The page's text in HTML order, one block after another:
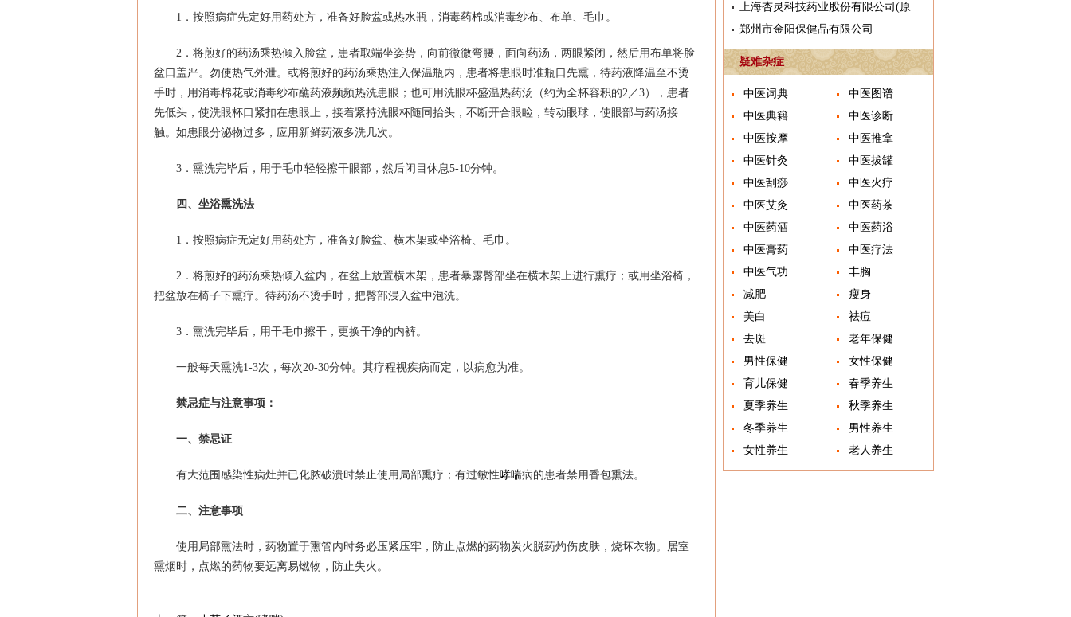
1．按照病症先定好用药处方，准备好脸盆或热水瓶，消毒药棉或消毒纱布、布单、毛巾。
2．将煎好的药汤乘热倾入脸盆，患者取端坐姿势，向前微微弯腰，面向药汤，两眼紧闭，然后用布单将脸
盆口盖严。勿使热气外泄。或将煎好的药汤乘热注入保温瓶内，患者将患眼时准瓶口先熏，待药液降温至不烫
手时，用消毒棉花或消毒纱布蘸药液频频热洗患眼；也可用洗眼杯盛温热药汤（约为全杯容积的2／3），患者
先低头，使洗眼杯口紧扣在患眼上，接着紧持洗眼杯随同抬头，不断开合眼睑，转动眼球，使眼部与药汤接
触。如患眼分泌物过多，应用新鲜药液多洗几次。
3．熏洗完毕后，用于毛巾轻轻擦干眼部，然后闭目休息5-10分钟。
四、坐浴熏洗法
1．按照病症无定好用药处方，准备好脸盆、横木架或坐浴椅、毛巾。
2．将煎好的药汤乘热倾入盆内，在盆上放置横木架，患者暴露臀部坐在横木架上进行熏疗；或用坐浴椅，
把盆放在椅子下熏疗。待药汤不烫手时，把臀部浸入盆中泡洗。
3．熏洗完毕后，用干毛巾擦干，更换干净的内裤。
一般每天熏洗1-3次，每次20-30分钟。其疗程视疾病而定，以病愈为准。
禁忌症与注意事项：
一、禁忌证
有大范围感染性病灶并已化脓破溃时禁止使用局部熏疗；有过敏性哮喘病的患者禁用香包熏法。
二、注意事项
使用局部熏法时，药物置于熏管内时务必压紧压牢，防止点燃的药物炭火脱药灼伤皮肤，烧坏衣物。居室
熏烟时，点燃的药物要远离易燃物，防止失火。
上海杏灵科技药业股份有限公司(原
郑州市金阳保健品有限公司
疑难杂症
中医词典
中医图谱
中医典籍
中医诊断
中医按摩
中医推拿
中医针灸
中医拔罐
中医刮痧
中医火疗
中医艾灸
中医药茶
中医药酒
中医药浴
中医膏药
中医疗法
中医气功
丰胸
减肥
瘦身
美白
祛痘
去斑
老年保健
男性保健
女性保健
育儿保健
春季养生
夏季养生
秋季养生
冬季养生
男性养生
女性养生
老人养生